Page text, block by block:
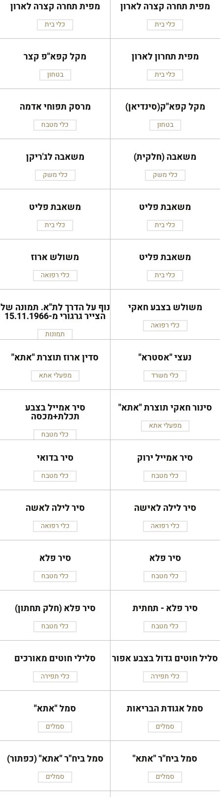
מפית תחרה קצרה לארון
כלי בית
מפית תחרה קצרה לארון
כלי בית
מפית תחרון לארון
כלי בית
מקל קפא''פ קצר
בטחון
מקל קפא''ק(סינדיאן)
בטחון
מרסק תפוחי אדמה
כלי מטבח
משאבה (חלקית)
כלי משק
משאבה לג'ריקן
כלי משק
משאבת פליט
כלי בית
משאבת פליט
כלי בית
משאבת פליט
כלי בית
משולש ארוז
כלי רפואה
משולש בצבע חאקי
כלי רפואה
נוף על הדרך לת''א. תמונה של
הצייר גרגורי מ-15.11.1966
תמונות
נעצי ''אסטרא''
כלי משרד
סדין ארוז תוצרת ''אתא''
מפעלי אתא
סינור חאקי תוצרת ''אתא''
מפעלי אתא
סיר אמייל בצבע
תכלת+מכסה
כלי מטבח
סיר אמייל ירוק
כלי מטבח
סיר בדואי
כלי מטבח
סיר לילה לאישה
כלי רפואה
סיר לילה לאשה
כלי רפואה
סיר פלא
כלי מטבח
סיר פלא
כלי מטבח
סיר פלא - תחתית
כלי מטבח
סיר פלא (חלק תחתון)
כלי מטבח
סליל חוטים גדול בצבע אפור
כלי תפירה
סלילי חוטים מאורכים
כלי תפירה
סמל אגודת הבריאות
סמלים
סמל ''אתא''
סמלים
סמל ביח''ר ''אתא''
סמלים
סמל ביח''ר ''אתא'' (כפתור)
סמלים